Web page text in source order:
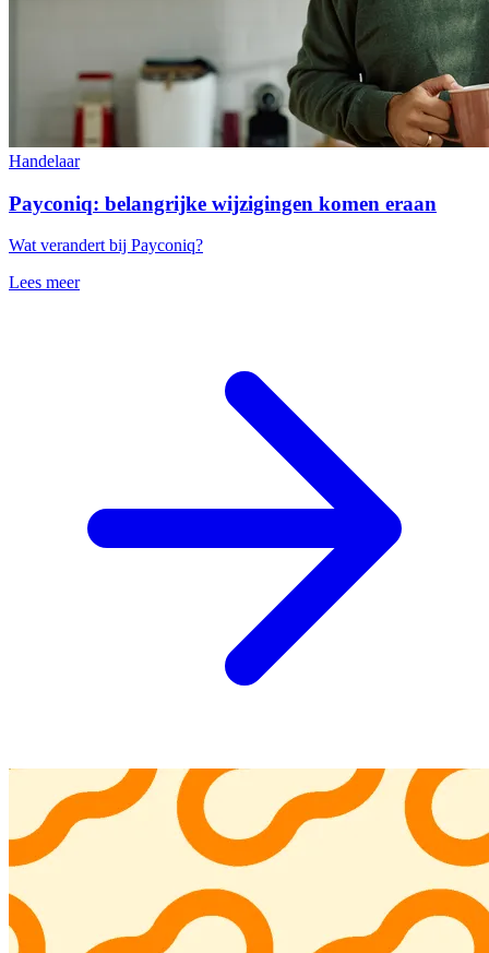
Handelaar
Payconiq: belangrijke wijzigingen komen eraan
Wat verandert bij Payconiq?
Lees meer